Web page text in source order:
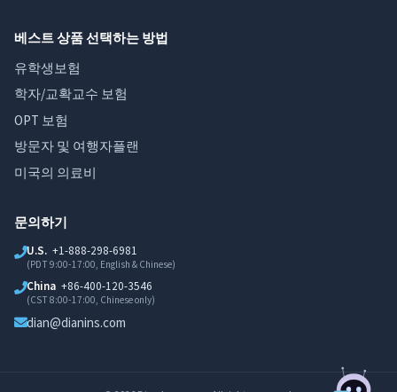
베스트 상품 선택하는 방법
유학생보험
학자/교확교수 보험
OPT 보험
방문자 및 여행자플랜
미국의 의료비
문의하기
U.S. +1-888-298-6981
(PDT 9:00-17:00, English & Chinese)
China +86-400-120-3546
(CST 8:00-17:00, Chinese only)
dian@dianins.com